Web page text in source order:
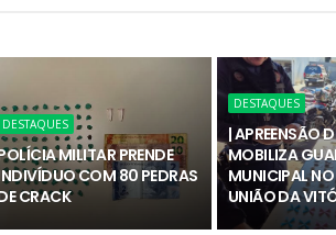
DESTAQUES
MILITAR PRENDE
COM 80 PEDRAS
CRACK
DESTAQUES
| APREENSÃO
MOBILIZA
MUNICIPAL
UNIÃO DA